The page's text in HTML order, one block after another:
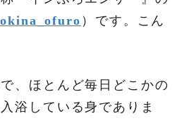
）です。こん
、ほとんど毎日どこかの
浴している身でありま